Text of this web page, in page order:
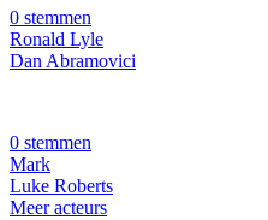
0 stemmen
Ronald Lyle
Dan Abramovici
0 stemmen
Mark
Luke Roberts
Meer acteurs